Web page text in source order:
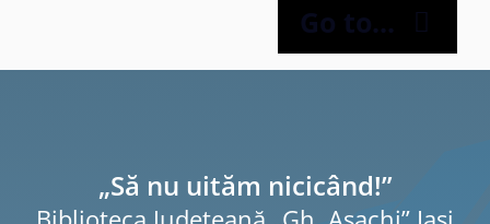
Go to...
„Să nu uităm nicicând!”